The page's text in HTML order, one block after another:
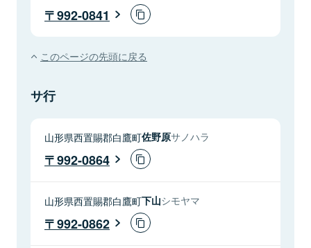
992-0841
このページの先頭に戻る
サ行
山形県西置賜郡白鷹町佐野原サノハラ
992-0864
山形県西置賜郡白鷹町下山シモヤマ
992-0862